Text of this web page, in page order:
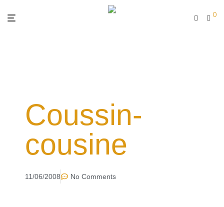
0
Coussin-
cousine
11/06/2008 No Comments